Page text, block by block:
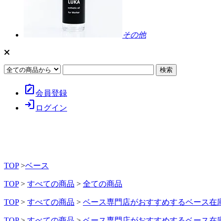
その他
note_alt会員登録
login ログイン
TOP >ベース
TOP > すべての商品 > 全ての商品
TOP > すべての商品 > ベース専門店がおすすめするベース在